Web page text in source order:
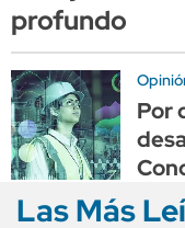
profundo
Por
Las Más